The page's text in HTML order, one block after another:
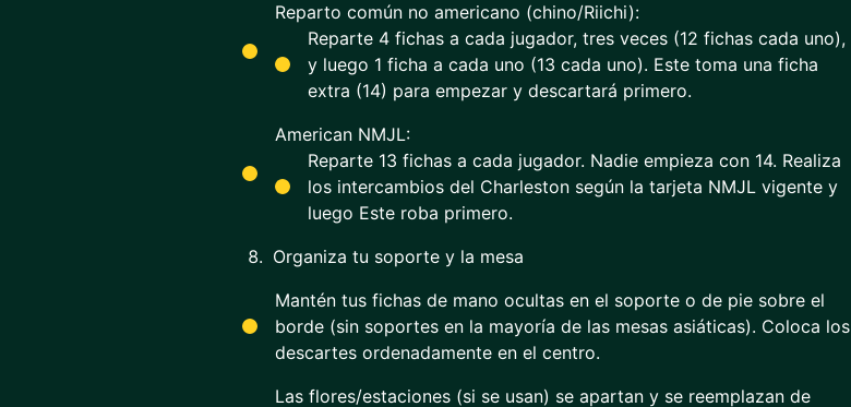
Reparto común no americano (chino/Riichi):
Reparte 4 fichas a cada jugador, tres veces (12 fichas cada uno),
y luego 1 ficha a cada uno (13 cada uno). Este toma una ficha
extra (14) para empezar y descartará primero.
American NMJL:
Reparte 13 fichas a cada jugador. Nadie empieza con 14. Realiza
los intercambios del Charleston según la tarjeta NMJL vigente y
luego Este roba primero.
Organiza tu soporte y la mesa
Mantén tus fichas de mano ocultas en el soporte o de pie sobre el
borde (sin soportes en la mayoría de las mesas asiáticas). Coloca los
descartes ordenadamente en el centro.
Las flores/estaciones (si se usan) se apartan y se reemplazan de